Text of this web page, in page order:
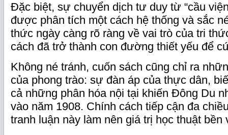
Đặc biệt, sự chuyển dịch tư duy từ “cầu
được phân tích một cách hệ thống và sắc
thức ngày càng rõ ràng về vai trò của tri
cách đã trở thành con đường thiết yếu để
Không né tránh, cuốn sách cũng chỉ ra
của phong trào: sự đàn áp của thực dân,
cả những phân hóa nội tại khiến Đông Du
vào năm 1908. Chính cách tiếp cận đa
tranh luận này làm nên giá trị học thuật